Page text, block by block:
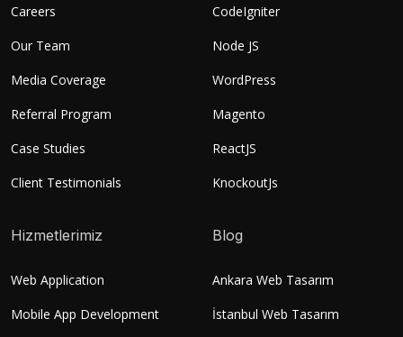
Careers
Our Team
Media Coverage
Referral Program
Case Studies
Client Testimonials
CodeIgniter
Node JS
WordPress
Magento
ReactJS
KnockoutJs
Hizmetlerimiz
Web Application
Mobile App Development
Blog
Ankara Web Tasarım
İstanbul Web Tasarım